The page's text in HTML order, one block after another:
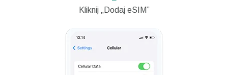
Kliknij „Dodaj eSIM”